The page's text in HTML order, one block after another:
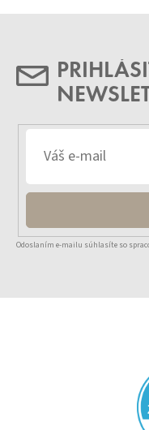
Odoslaním e-mailu súhlasíte so